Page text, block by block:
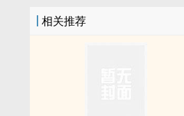
相关推荐